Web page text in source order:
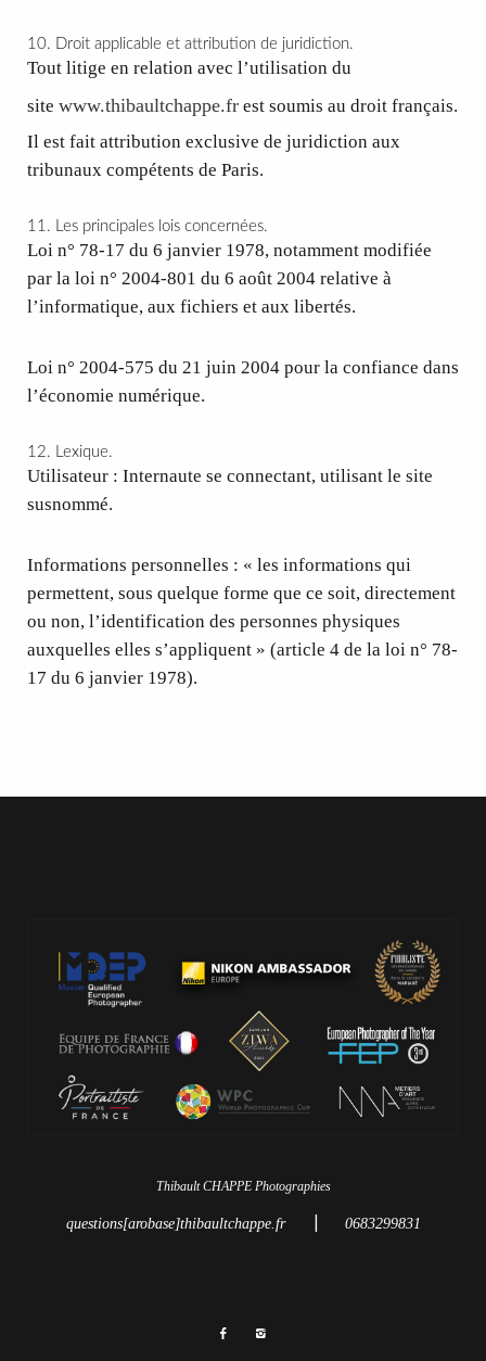
10. Droit applicable et attribution de juridiction.
Tout litige en relation avec l’utilisation du
site www.thibaultchappe.fr est soumis au droit français.
Il est fait attribution exclusive de juridiction aux
tribunaux compétents de Paris.
11. Les principales lois concernées.
Loi n° 78-17 du 6 janvier 1978, notamment modifiée
par la loi n° 2004-801 du 6 août 2004 relative à
l’informatique, aux fichiers et aux libertés.
Loi n° 2004-575 du 21 juin 2004 pour la confiance dans
l’économie numérique.
12. Lexique.
Utilisateur : Internaute se connectant, utilisant le site
susnommé.
Informations personnelles : « les informations qui
permettent, sous quelque forme que ce soit, directement
ou non, l’identification des personnes physiques
auxquelles elles s’appliquent » (article 4 de la loi n° 78-
17 du 6 janvier 1978).
Thibault CHAPPE Photographies
questions[arobase]thibaultchappe.fr 0683299831